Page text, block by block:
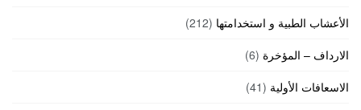
الأعشاب الطبية و استخدامتها (212)
الارداف – المؤخرة (6)
الاسعافات الأولية (41)